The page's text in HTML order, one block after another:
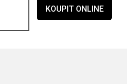
KOUPIT ONLINE